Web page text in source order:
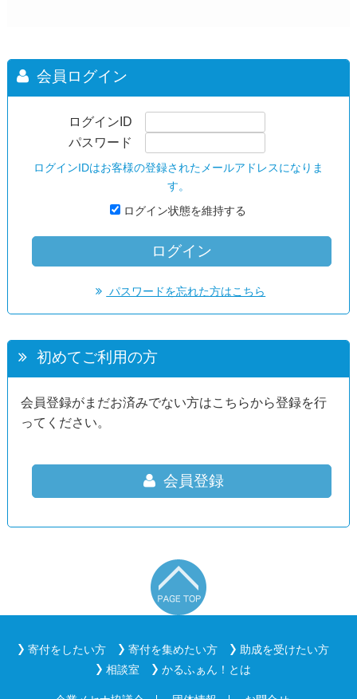
会員ログイン
ログインID
パスワード
ログインIDはお客様の登録されたメールアドレスになりま
す。
ログイン状態を維持する
パスワードを忘れた方はこちら
初めてご利用の方
会員登録がまだお済みでない方はこちらから登録を行
ってください。
会員登録
寄付をしたい方 寄付を集めたい方
助成を受けたい方
相談室
かるふぁん！とは